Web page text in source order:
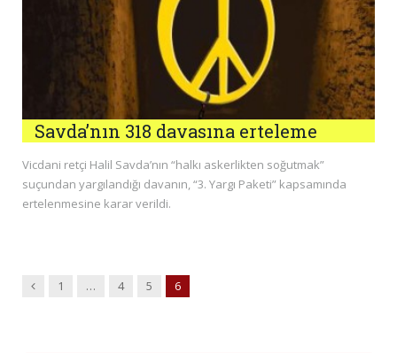
Savda’nın 318 davasına erteleme
Vicdani retçi Halil Savda’nın “halkı askerlikten soğutmak”
suçundan yargılandığı davanın, “3. Yargı Paketi” kapsamında
ertelenmesine karar verildi.
Previous
1 … 4 5 6